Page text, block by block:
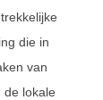
die in
van
de lokale